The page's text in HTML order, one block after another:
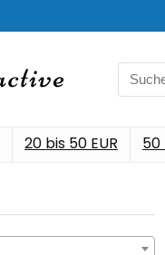
Search
for:
20 bis 50 EUR 50